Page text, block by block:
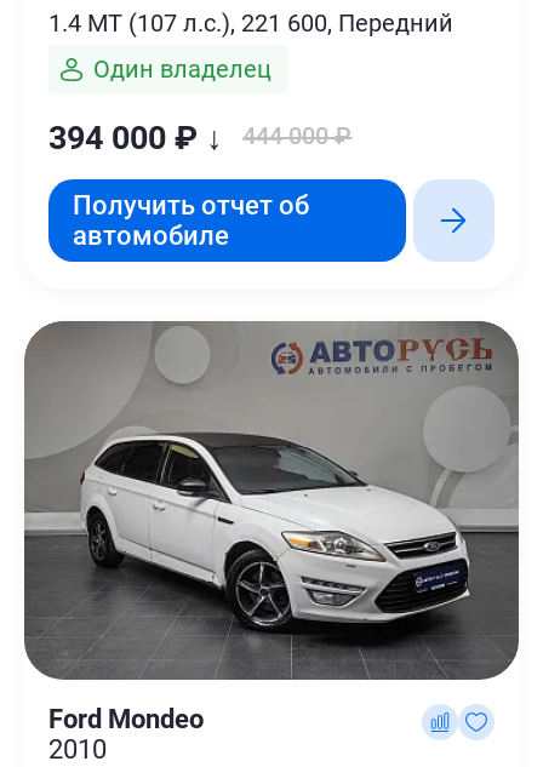
1.4 MT (107 л.с.), 221 600, Передний
Один владелец
394 000 ₽ ↓ 444 000 ₽
Получить отчет об
автомобиле
Ford Mondeo
2010